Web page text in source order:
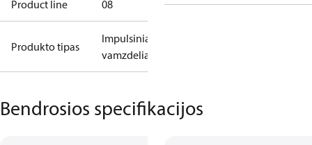
Product line 08
Produkto tipas
Impulsiniai
vamzdeliai
Bendrosios specifikacijos